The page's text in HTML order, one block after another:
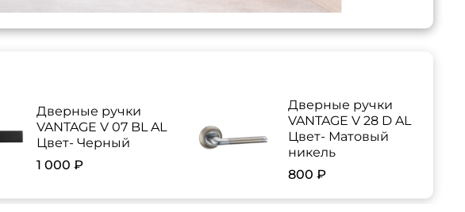
Дверные ручки
VANTAGE V 07 BL AL
Цвет- Черный
1 000 ₽
Дверные ручки
VANTAGE V 28 D AL
Цвет- Матовый
никель
800 ₽